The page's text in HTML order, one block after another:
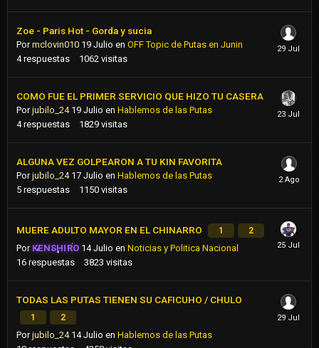
Zoe - Paris Hot - Gorda y sucia
Pormclovin010 19 Julio en OFF Topic de Putas en Junin
4 respuestas 1062 visitas
COMO FUE EL PRIMER SERVICIO QUE HIZO TU CASERA
Porjubilo_24 19 Julio en Hablemos de las Putas
4 respuestas 1829 visitas
ALGUNA VEZ GOLPEARON A TU KIN FAVORITA
Porjubilo_24 17 Julio en Hablemos de las Putas
5 respuestas 1150 visitas
MUERE ADULTO MAYOR EN EL CHINARRO 1 2
Por KENSHIRO 14 Julio enNoticias y Politica Nacional
16 respuestas 3823 visitas
TODAS LAS PUTAS TIENEN SU CAFICUHO / CHULO
1 2
Porjubilo_24 14 Julio en Hablemos de las Putas